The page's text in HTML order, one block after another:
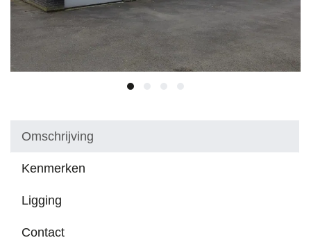
Omschrijving
Kenmerken
Ligging
Contact